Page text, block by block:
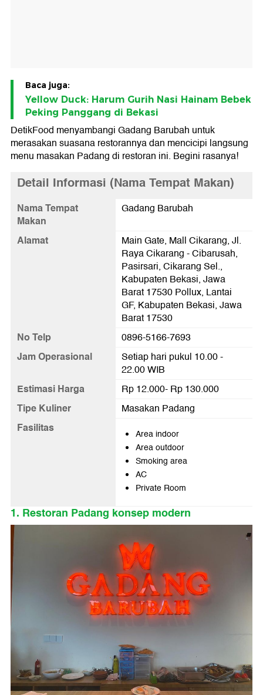
Baca juga:
Yellow Duck: Harum Gurih Nasi Hainam Bebek
Peking Panggang di Bekasi
DetikFood menyambangi Gadang Barubah untuk
merasakan suasana restorannya dan mencicipi langsung
menu masakan Padang di restoran ini. Begini rasanya!
Detail Informasi (Nama Tempat Makan)
Nama Tempat
Makan
Gadang Barubah
Alamat
Main Gate, Mall Cikarang, Jl.
Raya Cikarang - Cibarusah,
Pasirsari, Cikarang Sel.,
Kabupaten Bekasi, Jawa
Barat 17530 Pollux, Lantai
GF, Kabupaten Bekasi, Jawa
Barat 17530
No Telp 0896-5166-7693
Jam Operasional
Setiap hari pukul 10.00 -
22.00 WIB
Estimasi Harga Rp 12.000- Rp 130.000
Tipe Kuliner Masakan Padang
Fasilitas
Area indoor
Area outdoor
Smoking area
AC
Private Room
1. Restoran Padang konsep modern